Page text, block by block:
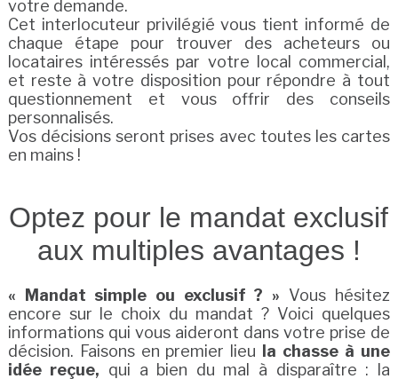
votre demande.
Cet interlocuteur privilégié vous tient informé de
chaque étape pour trouver des acheteurs ou
locataires intéressés par votre local commercial,
et reste à votre disposition pour répondre à tout
questionnement et vous offrir des conseils
personnalisés.
Vos décisions seront prises avec toutes les cartes
en mains !
Optez pour le mandat exclusif
aux multiples avantages !
« Mandat simple ou exclusif ? » Vous hésitez
encore sur le choix du mandat ? Voici quelques
informations qui vous aideront dans votre prise de
décision. Faisons en premier lieu
la chasse à une
idée reçue, qui a bien du mal à disparaître : la